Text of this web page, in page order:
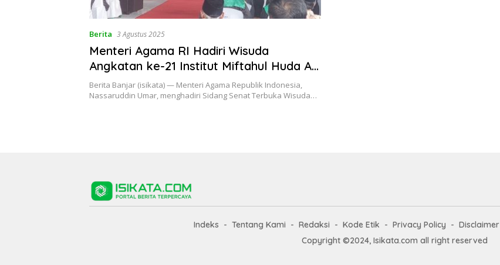
Berita 3 Agustus 2025
Menteri Agama RI Hadiri Wisuda
Angkatan ke-21 Institut Miftahul Huda Al
Azhar Citangkolo Banjar
Berita Banjar (isikata) — Menteri Agama Republik Indonesia,
Nassaruddin Umar, menghadiri Sidang Senat Terbuka Wisuda…
Indeks Tentang Kami Redaksi Kode Etik Privacy Policy Disclaimer
Copyright ©2024, Isikata.com all right reserved